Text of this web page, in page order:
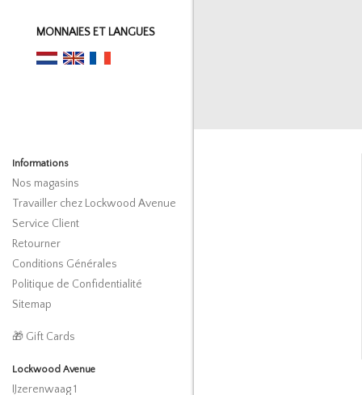
MONNAIES ET LANGUES
Informations
Nos magasins
Travailler chez Lockwood Avenue
Service Client
Retourner
Conditions Générales
Politique de Confidentialité
Sitemap
🎁 Gift Cards
Lockwood Avenue
IJzerenwaag 1